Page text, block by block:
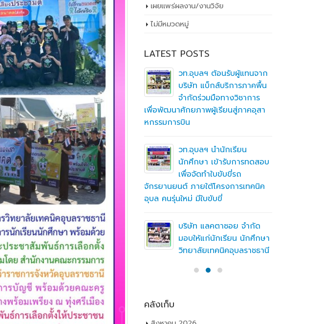
เผยเเพร่ผลงาน/งานวิจัย
ไม่มีหมวดหมู่
LATEST POSTS
ประกาศวิทยาลัยเทคนิ
อุบลราชธานี การรับบุคคลเข้าศึกษาต่อ
ปีการศึกษา 2563 ประเภทโควตา
วท.อุบลฯ จัดประชุมเพื่อสร้าง
ความเข้าใจ เกี่ยวกับคู่มือ
Maintenance Training
Organisation Exposition (MTOE)
วท.อุบลฯ ลงนามบันทึกความ
เข้าใจร่วมมือ (MOU) ร่วมกับ
บริษัท ทีเจซี คอร์ปอเรชั่น
จำกัด เพื่อการเรียนการสอน
อาชีวศึกษา
วท.อุบลฯ ต้อนรับผู้แทนจาก
บริษัท แบ็กส์บริการภาคพื้น
จำกัดร่วมมือทางวิชาการ
เพื่อพัฒนาศักยภาพผู้เรียนสู่ภาคอุสา
หกรรมการบิน
วท.อุบลฯ นำนักเรียน
นักศึกษา เข้ารับการทดสอบ
เพื่อจัดทำใบขับขี่รถ
จักรยานยนต์ ภายใต้โครงการเทคนิค
อุบล คนรุ่นใหม่ มีใบขับขี่
บริษัท แลคตาซอย จำกัด
มอบให้แก่นักเรียน นักศึกษา
วิทยาลัยเทคนิคอุบลราชธานี
คลังเก็บ